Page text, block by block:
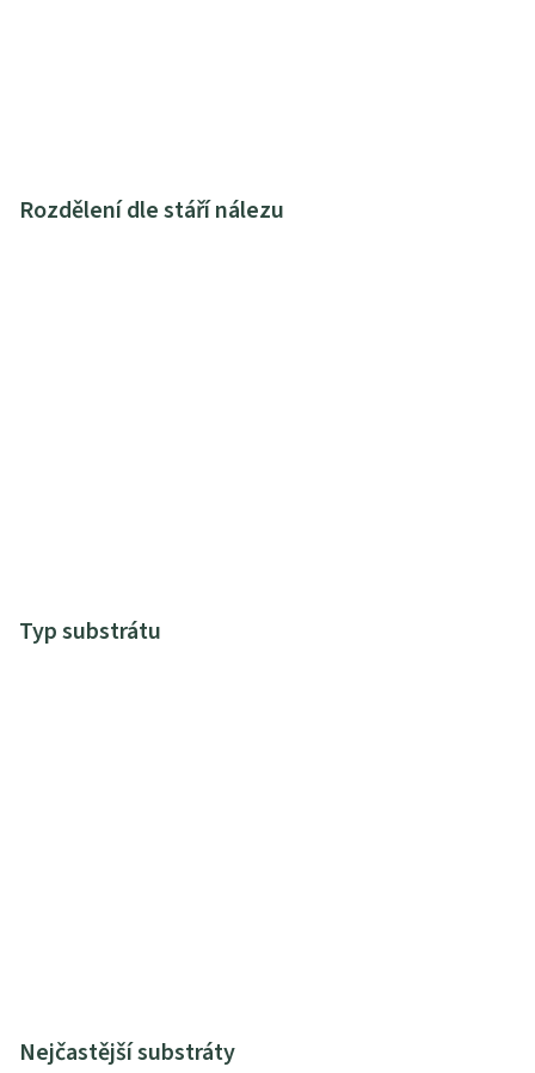
Rozdělení dle stáří nálezu
Typ substrátu
Nejčastější substráty